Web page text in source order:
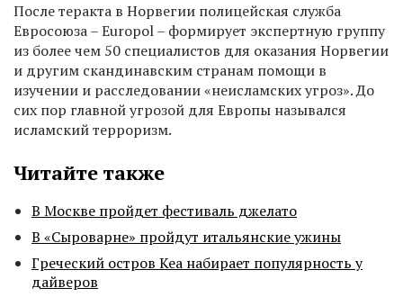
После теракта в Норвегии полицейская служба
Евросоюза – Europol – формирует экспертную группу
из более чем 50 специалистов для оказания Норвегии
и другим скандинавским странам помощи в
изучении и расследовании «неисламских угроз». До
сих пор главной угрозой для Европы назывался
исламский терроризм.
Читайте также
В Москве пройдет фестиваль джелато
В «Сыроварне» пройдут итальянские ужины
Греческий остров Кеа набирает популярность у
дайверов